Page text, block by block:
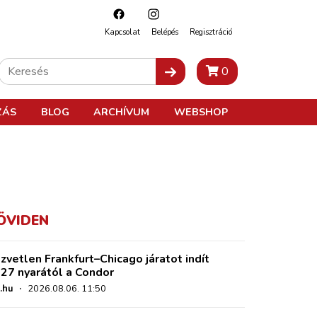
Kapcsolat Belépés Regisztráció
0
BLOG ARCHÍVUM WEBSHOP
Frankfurt–Chicago járatot indít
nyarától a Condor
· 2026.08.06. 11:50